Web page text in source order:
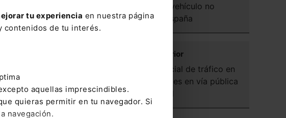
tu experiencia en nuestra página
contenidos de tu interés.
aquellas imprescindibles.
quieras permitir en tu navegador. Si
navegación.
7)
de 8 de
utilización de un vehículo no
matriculado en España
Ministerio del Interior
Ordenación especial de tráfico en
caso de actividades en vía pública
de interés general